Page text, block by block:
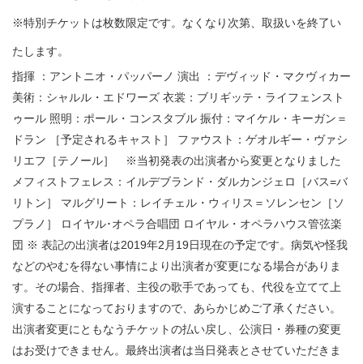
※特別チケットは枚数限定です。なくなり次第、取扱いを終了い
たします。
指揮 ：アントニオ・パッパーノ 演出 ：デヴィッド・マクヴィカー
美術：シャルル・エドワーズ 衣裳：ブリギッテ・ライフェンスト
ゥール 照明：ポール・コンスタブル 振付：マイケル・キーガン＝
ドラン ［予定されるキャスト］ ファウスト：ゲオルギー・ヴァシ
リエフ［テノール］ ※当初発表の出演者から変更となりました
メフィストフェレス：イルデブランド・ダルカンジェロ［バス=バ
リトン］ マルグリート：レイチェル・ウィリス＝ソレンセン［ソ
プラノ］ ロイヤル･オペラ合唱団 ロイヤル・オペラハウス管弦楽
団 ※ 表記の出演者は2019年2月19日現在の予定です。病気や怪我
などのやむを得ない事情により出演者が変更になる場合がありま
す。その場合、指揮者、主役の歌手であっても、代役を立てて上
演することになっておりますので、あらかじめご了承ください。
出演者変更にともなうチケットの払い戻し、公演日・券種の変更
はお受けできません。最終出演者は当日発表とさせていただきま